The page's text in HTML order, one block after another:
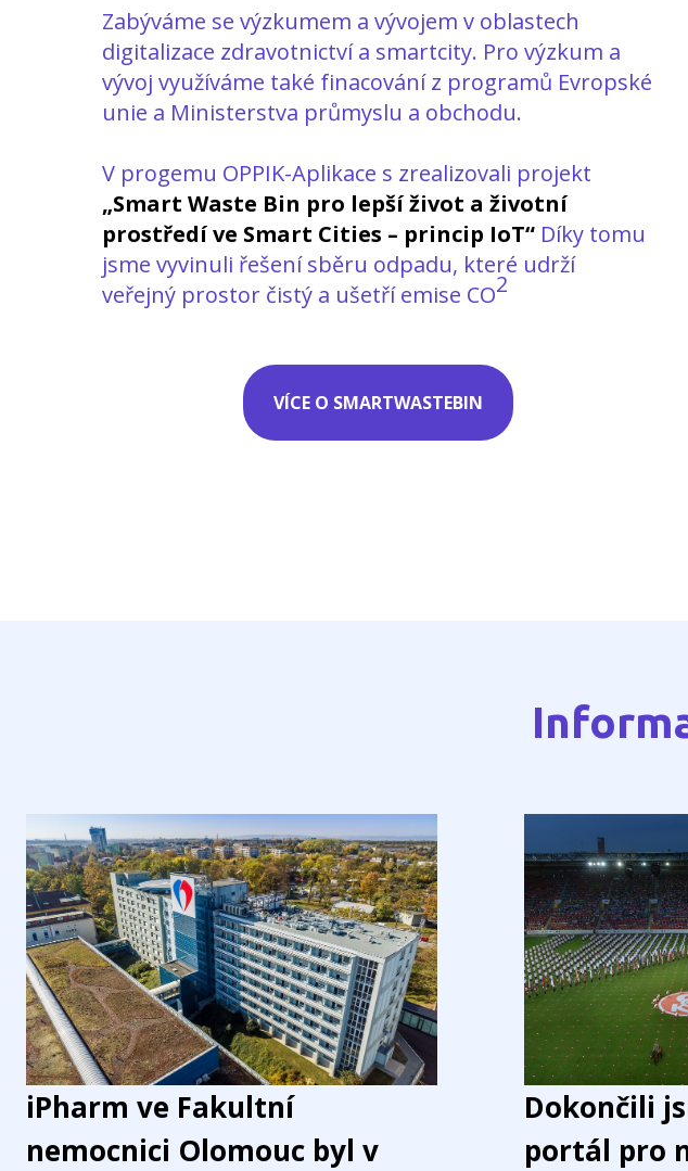
Zabýváme se výzkumem a vývojem v oblastech
digitalizace zdravotnictví a smartcity. Pro výzkum a
vývoj využíváme také finacování z programů Evropské
unie a Ministerstva průmyslu a obchodu.
V progemu OPPIK-Aplikace s zrealizovali projekt
„Smart Waste Bin pro lepší život a životní
prostředí ve Smart Cities – princip IoT“ Díky tomu
jsme vyvinuli řešení sběru odpadu, které udrží
veřejný prostor čistý a ušetří emise CO2
VÍCE O SMARTWASTEBIN
iPharm ve Fakultní
nemocnici Olomouc byl v
Dokončili
portál pro